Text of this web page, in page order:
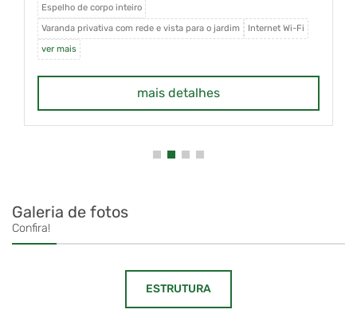
proporcionando momentos de descanso com vista
para o jardim.
Espelho de corpo inteiro
Varanda privativa com rede e vista para o jardim
Internet Wi-Fi
ver mais
mais detalhes
Galeria de fotos
Confira!
ESTRUTURA